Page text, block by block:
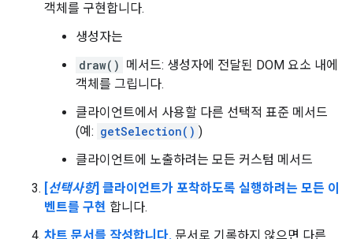
객체를 구현합니다.
생성자는
draw() 메서드: 생성자에 전달된 DOM 요소 내에
객체를 그립니다.
클라이언트에서 사용할 다른 선택적 표준 메서드
(예: getSelection() )
클라이언트에 노출하려는 모든 커스텀 메서드
[선택사항] 클라이언트가 포착하도록 실행하려는 모든 이
벤트를 구현 합니다.
차트 문서를 작성합니다. 문서로 기록하지 않으면 다른